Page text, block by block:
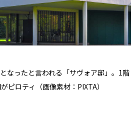
なったと言われる「サヴォア邸」。1階
ピロティ（画像素材：PIXTA）